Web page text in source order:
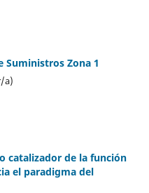
Suministros Zona 1
a)
catalizador de la función
el paradigma del